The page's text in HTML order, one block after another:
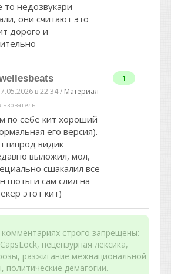
то недозвукари
они считают это
дорого и
в 22:34 / Материал
по себе кит хороший
его версия).
видик
выложил, мол,
сшакалил все
шоты и сам слил на
этот кит)
1
строго запрещены:
нецензурная лексика,
разжигание межнациональной
политические демагогии.